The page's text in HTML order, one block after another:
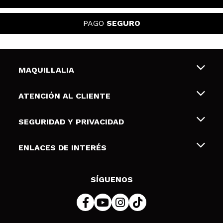
PAGO SEGURO
MAQUILLALIA
Sobre nosotros
Tarjetas de Regalo
ATENCIÓN AL CLIENTE
Envíos y devoluciones
Formas de pago
SEGURIDAD Y PRIVACIDAD
Terminos y condiciones de uso
Política de cookies
ENLACES DE INTERÉS
SÍGUENOS